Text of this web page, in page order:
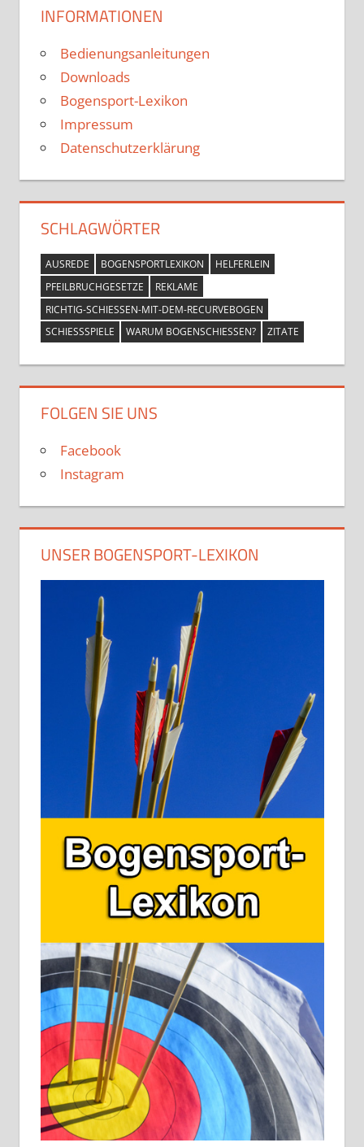
INFORMATIONEN
Bedienungsanleitungen
Downloads
Bogensport-Lexikon
Impressum
Datenschutzerklärung
SCHLAGWÖRTER
AUSREDE BOGENSPORTLEXIKON
HELFERLEIN
PFEILBRUCHGESETZE
REKLAME
RICHTIG-SCHIESSEN-MIT-DEM-RECURVEBOGEN
SCHIESSSPIELE
WARUM BOGENSCHIESSEN? ZITATE
FOLGEN SIE UNS
Facebook
Instagram
UNSER BOGENSPORT-LEXIKON